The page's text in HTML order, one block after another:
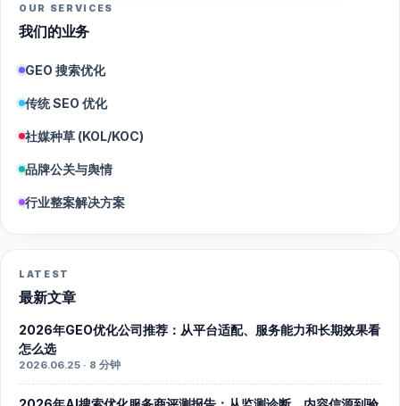
OUR SERVICES
我们的业务
GEO 搜索优化
传统 SEO 优化
社媒种草 (KOL/KOC)
品牌公关与舆情
行业整案解决方案
LATEST
最新文章
2026年GEO优化公司推荐：从平台适配、服务能力和长期效果看
怎么选
2026.06.25 · 8 分钟